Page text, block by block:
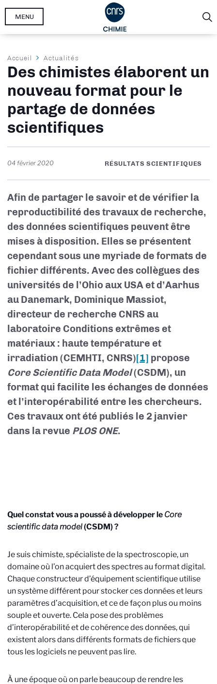
Aller
MENU
Fil
d'Ariane
Accueil Actualités
Des chimistes élaborent un
nouveau format pour le
partage de données
scientifiques
04 février 2020 RÉSULTATS SCIENTIFIQUES
Afin de partager le savoir et de vérifier la
reproductibilité des travaux de recherche,
des données scientifiques peuvent être
mises à disposition. Elles se présentent
cependant sous une myriade de formats de
fichier différents. Avec des collègues des
universités de l’Ohio aux USA et d’Aarhus
au Danemark, Dominique Massiot,
directeur de recherche CNRS au
laboratoire Conditions extrêmes et
matériaux : haute température et
irradiation (CEMHTI, CNRS)[1] propose
Core Scientific Data Model(CSDM), un
format qui facilite les échanges de données
et l’interopérabilité entre les chercheurs.
Ces travaux ont été publiés le 2 janvier
dans la revue PLOS ONE.
Quel constat vous a poussé à développer le Core
scientific data model(CSDM) ?
Je suis chimiste, spécialiste de la spectroscopie, un
domaine où l’on acquiert des spectres au format digital.
Chaque constructeur d’équipement scientifique utilise
un système différent pour stocker ces données et leurs
paramètres d’acquisition, et ce de façon plus ou moins
souple et ouverte. Cela pose des problèmes
d’interopérabilité et de cohérence des données, qui
existent alors dans différents formats de fichiers que
tous les logiciels ne peuvent pas lire.
À une époque où on parle beaucoup de rendre les